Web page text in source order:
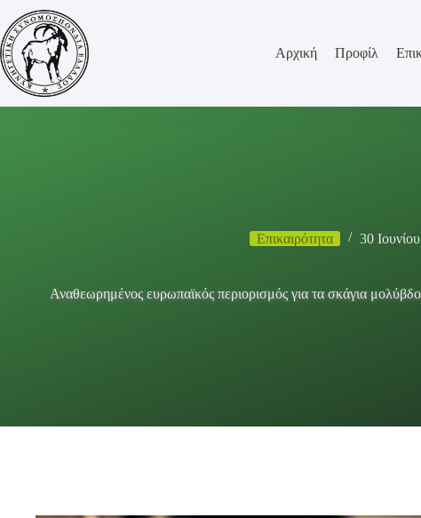
Μετάβαση
στο
περιεχόμενο
Αρχική
Προφίλ
Επικαιρότητα 30
Αναθεωρημένος ευρωπαϊκός περιορισμός για τα σκάγια